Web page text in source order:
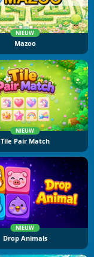
NIEUW
Mazoo
NIEUW
Tile Pair Match
NIEUW
Drop Animals